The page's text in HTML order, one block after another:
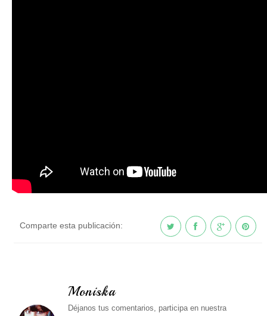
Comparte esta publicación:
Moniska
Déjanos tus comentarios, participa en nuestra